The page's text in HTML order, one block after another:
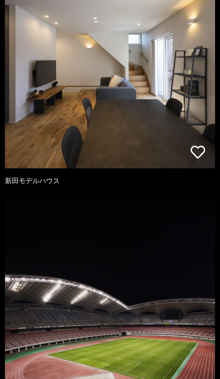
新田モデルハウス